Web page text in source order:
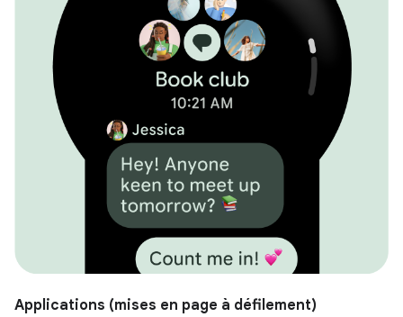
Applications (mises en page à défilement)